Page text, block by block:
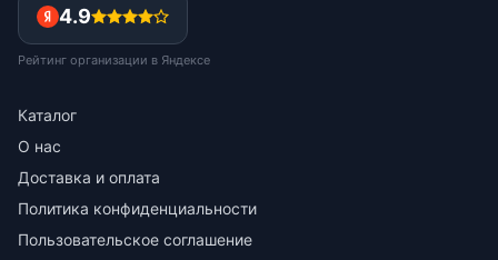
4.9
Рейтинг организации в Яндексе
Каталог
О нас
Доставка и оплата
Политика конфиденциальности
Пользовательское соглашение